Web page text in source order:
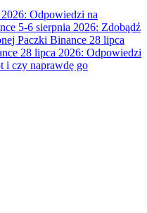
Odpowiedzi na
5-6 sierpnia 2026: Zdobądź
Paczki Binance 28 lipca
28 lipca 2026: Odpowiedzi
i czy naprawdę go